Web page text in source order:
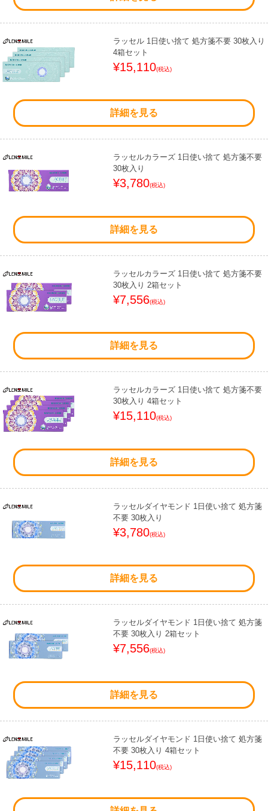
ラッセル 1日使い捨て 処方箋不要 30枚入り
4箱セット
¥15,110(税込)
詳細を見る
ラッセルカラーズ 1日使い捨て 処方箋不要
30枚入り
¥3,780(税込)
詳細を見る
ラッセルカラーズ 1日使い捨て 処方箋不要
30枚入り 2箱セット
¥7,556(税込)
詳細を見る
ラッセルカラーズ 1日使い捨て 処方箋不要
30枚入り 4箱セット
¥15,110(税込)
詳細を見る
ラッセルダイヤモンド 1日使い捨て 処方箋
不要 30枚入り
¥3,780(税込)
詳細を見る
ラッセルダイヤモンド 1日使い捨て 処方箋
不要 30枚入り 2箱セット
¥7,556(税込)
詳細を見る
ラッセルダイヤモンド 1日使い捨て 処方箋
不要 30枚入り 4箱セット
¥15,110(税込)